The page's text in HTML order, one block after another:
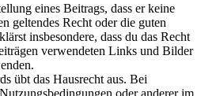
eines Beitrags, dass er keine
geltendes Recht oder die guten
insbesondere, dass du das Recht
verwendeten Links und Bilder
übt das Hausrecht aus. Bei
oder anderer im